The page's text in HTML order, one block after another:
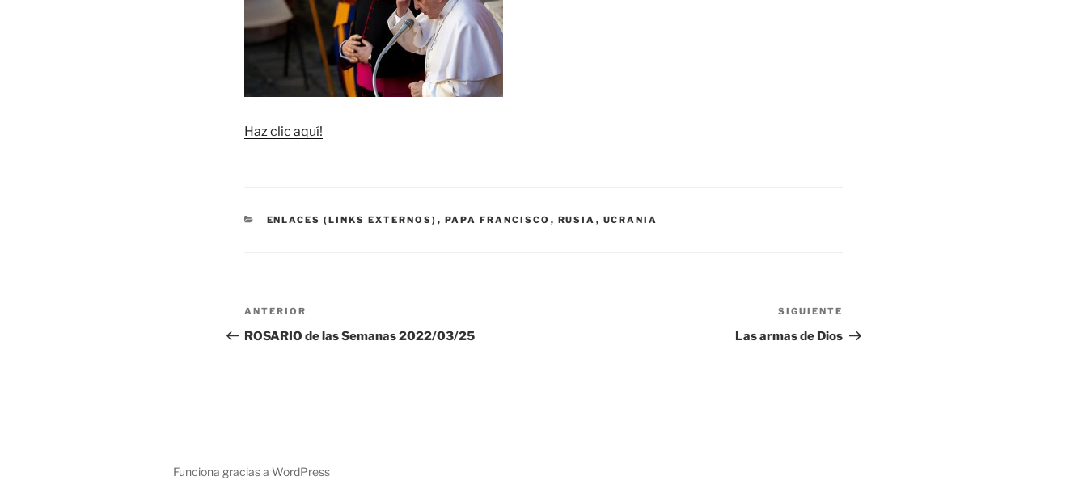
Haz clic aquí!
CATEGORÍAS
ENLACES (LINKS EXTERNOS) , PAPA FRANCISCO , RUSIA , UCRANIA
Navegación
de
Entrada
anterior:
ANTERIOR
ROSARIO de las Semanas 2022/03/25
entrada
SIGUIENTE
Las armas de Dios
Funciona gracias a WordPress